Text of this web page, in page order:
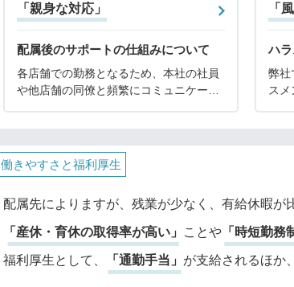
「親身な対応」
配属後のサポートの仕組みについて
各店舗での勤務となるため、本社の社員
や他店舗の同僚と頻繁にコミュニケーシ
で、信頼関係の構築や維
「
ハ
弊社
スメ
働きやすさと福利厚生
配属先によりますが、残業が少なく、有給休暇が
「産休・育休の取得率が高い」 ことや 「時短勤務
福利厚生として、 「通勤手当」 が支給されるほか